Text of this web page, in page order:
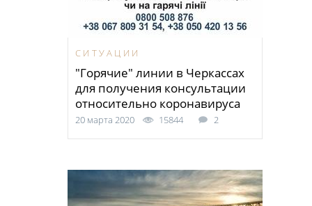
СИТУАЦИИ
"Горячие" линии в Черкассах
для получения консультации
относительно коронавируса
20 марта 2020 15844 2